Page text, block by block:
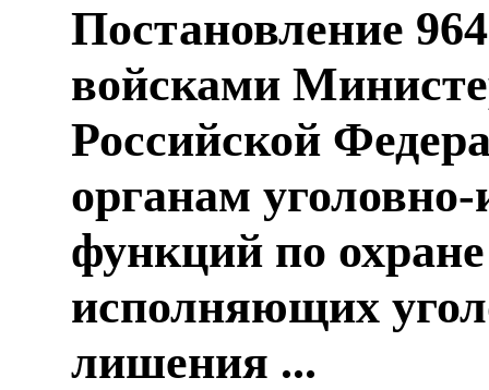
Постановление
войсками
Российской
органам
функций по
исполняющих
лишения ...